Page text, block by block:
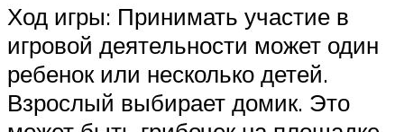
Ход игры: Принимать участие в
игровой деятельности может один
ребенок или несколько детей.
Взрослый выбирает домик. Это